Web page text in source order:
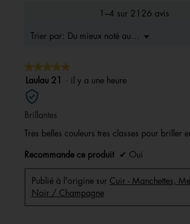
1–4 sur 2126 avis
Trier par: Du mieux noté au moins bons
▼
Menu
★★★★★
★★★★★
sur
5
étoiles.
Laulau 21 · il y a une heure
Brillantes
Tres belles couleurs tres classes pour briller
Recommande ce produit ✔ Oui
Publié à l'origine sur Cuir - Manchettes,
Noir / Champagne